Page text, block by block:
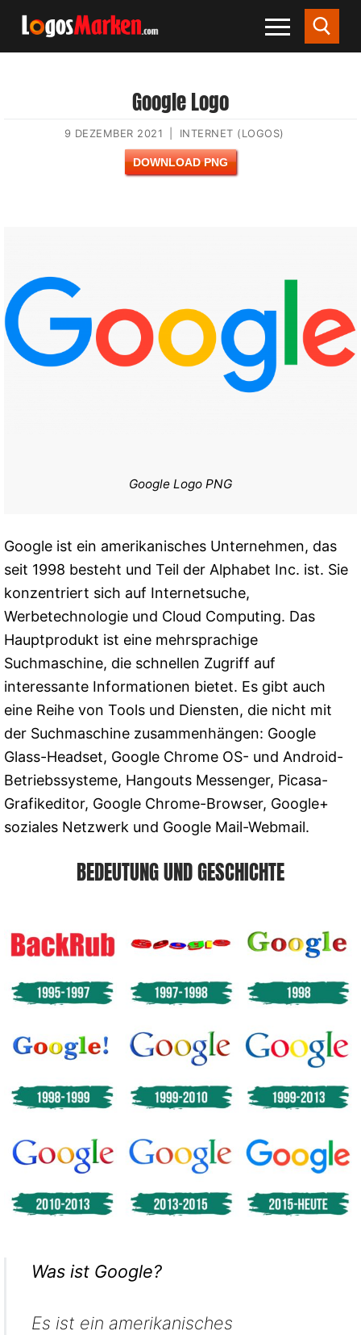
Google Logo
9 DEZEMBER 2021 INTERNET (LOGOS)
DOWNLOAD PNG
Google Logo PNG
Google ist ein amerikanisches Unternehmen, das
seit 1998 besteht und Teil der Alphabet Inc. ist. Sie
konzentriert sich auf Internetsuche,
Werbetechnologie und Cloud Computing. Das
Hauptprodukt ist eine mehrsprachige
Suchmaschine, die schnellen Zugriff auf
interessante Informationen bietet. Es gibt auch
eine Reihe von Tools und Diensten, die nicht mit
der Suchmaschine zusammenhängen: Google
Glass-Headset, Google Chrome OS- und Android-
Betriebssysteme, Hangouts Messenger, Picasa-
Grafikeditor, Google Chrome-Browser, Google+
soziales Netzwerk und Google Mail-Webmail.
BEDEUTUNG UND GESCHICHTE
Was ist Google?
Es ist ein amerikanisches